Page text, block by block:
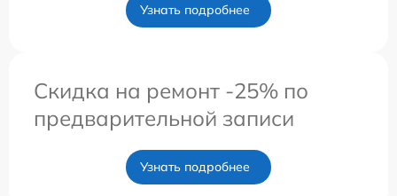
Узнать подробнее
Скидка на ремонт -25% по
предварительной записи
Узнать подробнее